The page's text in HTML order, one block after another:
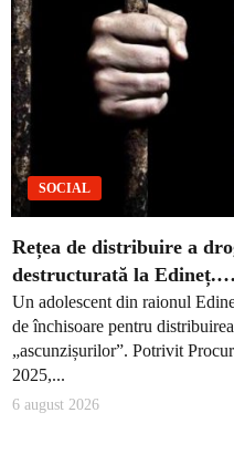
SOCIAL
Rețea de distribuire a
destructurată la Edineț.…
Un adolescent din raionul
de închisoare pentru
„ascunzișurilor”. Potrivit
2025,...
6 august 2026